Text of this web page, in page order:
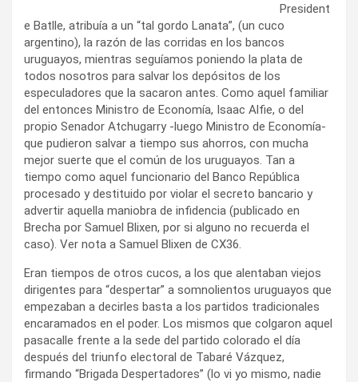
President
e Batlle, atribuía a un “tal gordo Lanata”, (un cuco
argentino), la razón de las corridas en los bancos
uruguayos, mientras seguíamos poniendo la plata de
todos nosotros para salvar los depósitos de los
especuladores que la sacaron antes. Como aquel familiar
del entonces Ministro de Economía, Isaac Alfie, o del
propio Senador Atchugarry -luego Ministro de Economía-
que pudieron salvar a tiempo sus ahorros, con mucha
mejor suerte que el común de los uruguayos. Tan a
tiempo como aquel funcionario del Banco República
procesado y destituido por violar el secreto bancario y
advertir aquella maniobra de infidencia (publicado en
Brecha por Samuel Blixen, por si alguno no recuerda el
caso). Ver nota a Samuel Blixen de CX36.
Eran tiempos de otros cucos, a los que alentaban viejos
dirigentes para “despertar” a somnolientos uruguayos que
empezaban a decirles basta a los partidos tradicionales
encaramados en el poder. Los mismos que colgaron aquel
pasacalle frente a la sede del partido colorado el día
después del triunfo electoral de Tabaré Vázquez,
firmando “Brigada Despertadores” (lo vi yo mismo, nadie